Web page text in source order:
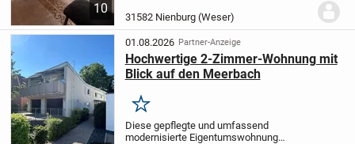
10
Wohnungen eignen sich ideal für
Kapitalanleger, die auf eine solide und
langfristige...
31582 Nienburg (Weser)
01.08.2026 Partner-Anzeige
Hochwertige 2-Zimmer-Wohnung mit
Blick auf den Meerbach
Merken
Diese gepflegte und umfassend
modernisierte Eigentumswohnung